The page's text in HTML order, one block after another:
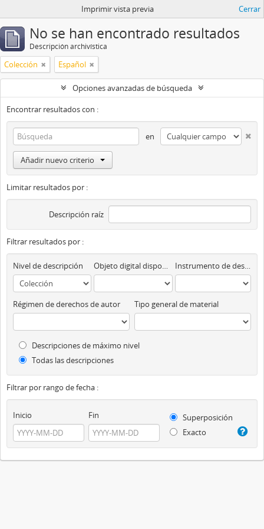
Imprimir vista previa Cerrar
No se han encontrado resultados
Descripción archivística
Colección Español
Opciones avanzadas de búsqueda
Encontrar resultados con :
en
Añadir nuevo criterio
Limitar resultados por :
Descripción raíz
Filtrar resultados por :
Nivel de descripción Objeto digital disponibles Instrumento de descripción
Régimen de derechos de autor Tipo general de material
Descripciones de máximo nivel
Todas las descripciones
Filtrar por rango de fecha :
Inicio Fin
Superposición
Exacto